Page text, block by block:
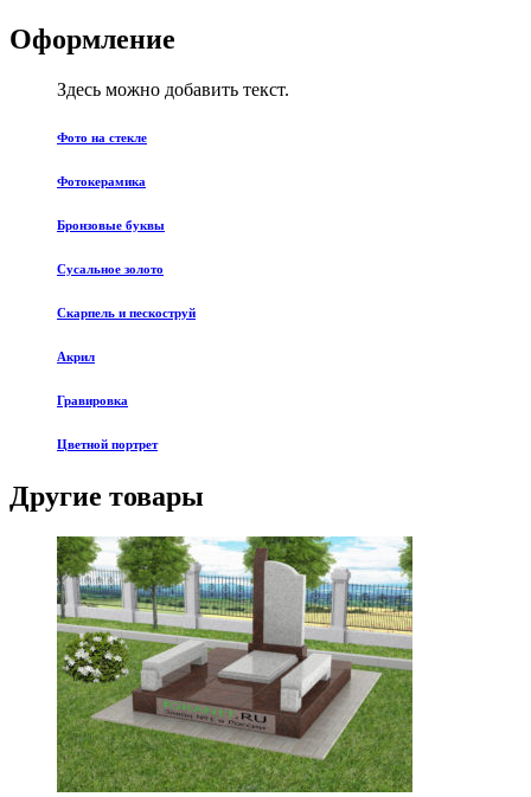
Оформление
Здесь можно добавить текст.
Фото на стекле
Фотокерамика
Бронзовые буквы
Сусальное золото
Скарпель и пескоструй
Акрил
Гравировка
Цветной портрет
Другие товары